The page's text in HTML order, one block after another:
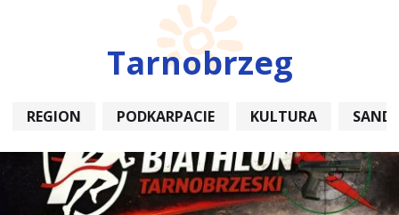
Tarnobrzeg
REGION PODKARPACIE KULTURA